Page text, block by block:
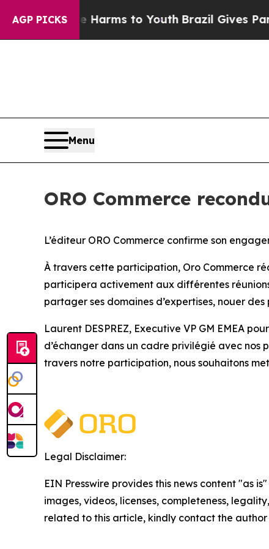
AGP PICKS
to Abate Harms to YouthBrazil Gives
Menu
ORO Commerce
L’éditeur ORO Commerce confirme son
À travers cette participation, Oro Commerce
participera activement aux différentes
partager ses domaines d’expertises, nouer
Laurent DESPREZ, Executive VP GM EMEA
d’échanger dans un cadre privilégié avec nos
travers notre participation, nous souhaitons
Legal Disclaimer:
EIN Presswire provides this news content "as
images, videos, licenses, completeness,
related to this article, kindly contact the